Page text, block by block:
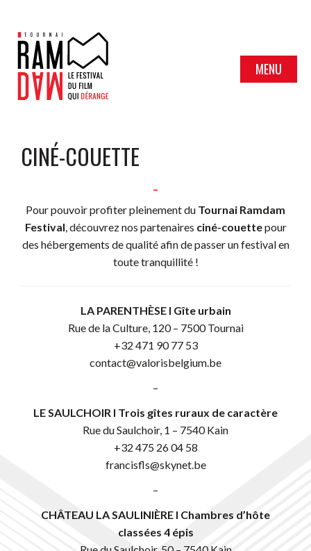
MENU
CINÉ-COUETTE
Pour pouvoir profiter pleinement du Tournai Ramdam
Festival, découvrez nos partenaires ciné-couettepour
des hébergements de qualité afin de passer un festival en
toute tranquillité !
LA PARENTHÈSE I Gîte urbain
Rue de la Culture, 120 – 7500 Tournai
+32 471 90 77 53
contact@valorisbelgium.be
–
LE SAULCHOIR I Trois gîtes ruraux de caractère
Rue du Saulchoir, 1 – 7540 Kain
+32 475 26 04 58
francisfls@skynet.be
–
CHÂTEAU LA SAULINIÈRE I Chambres d’hôte
classées 4 épis